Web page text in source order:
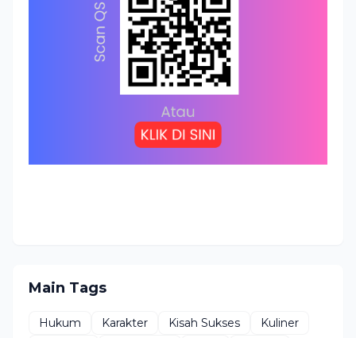
Main Tags
Hukum Karakter Kisah Sukses
Kuliner